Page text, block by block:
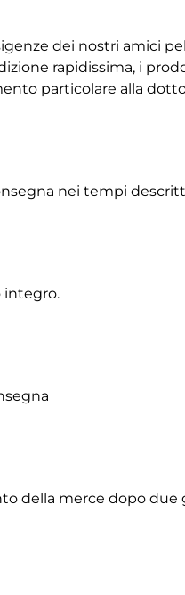
dei nostri amici
rapidissima, i
particolare alla
nei tempi
integro.
della merce dopo due